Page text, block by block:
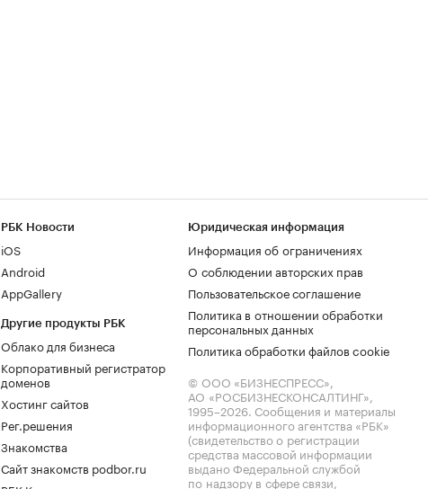
РБК Новости
iOS
Android
AppGallery
Другие продукты РБК
Облако для бизнеса
Корпоративный регистратор
доменов
Хостинг сайтов
Рег.решения
Знакомства
Сайт знакомств podbor.ru
Юридическая информация
Информация об ограничениях
О соблюдении авторских прав
Пользовательское соглашение
Политика в отношении обработки
персональных данных
Политика обработки файлов cookie
© ООО «БИЗНЕСПРЕСС»,
АО «РОСБИЗНЕСКОНСАЛТИНГ»,
1995–2026. Сообщения и материалы
информационного агентства «РБК»
(свидетельство о регистрации
средства массовой информации
выдано Федеральной службой
по надзору в сфере связи,